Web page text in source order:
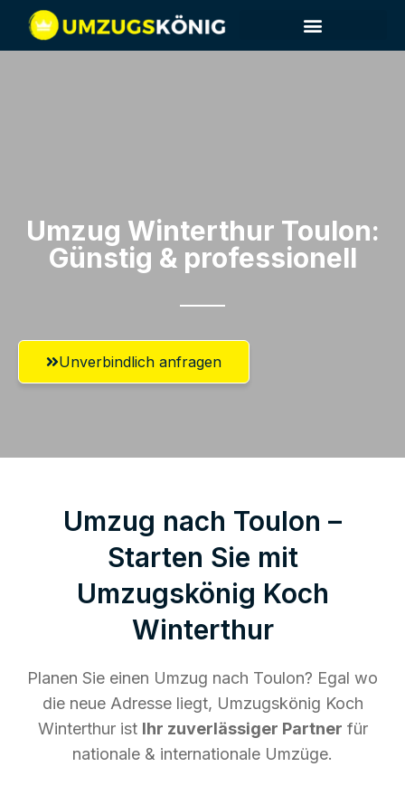
Umzug Winterthur​ Toulon:
Günstig & professionell​
Unverbindlich anfragen
Umzug nach Toulon –
Starten Sie mit
Umzugskönig Koch
Winterthur
Planen Sie einen Umzug nach Toulon? Egal wo
die neue Adresse liegt, Umzugskönig Koch
Winterthur ist Ihr zuverlässiger Partner für
nationale & internationale Umzüge.